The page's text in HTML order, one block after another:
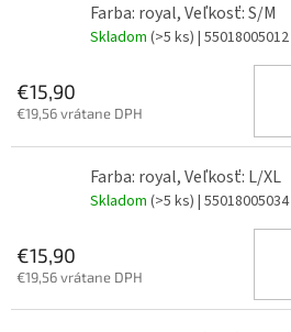
Farba: royal, Veľkosť: S/M
Skladom (>5 ks) | 55018005012
€15,90
€19,56 vrátane DPH
Farba: royal, Veľkosť: L/XL
Skladom (>5 ks) | 55018005034
€15,90
€19,56 vrátane DPH